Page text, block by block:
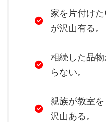
家を片付け
が沢山有る。
相続した品
らない。
親族が教室
沢山ある。